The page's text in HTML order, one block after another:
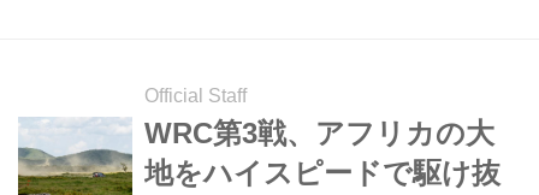
た。最終ステージで転倒したトヨタの
勝田貴元は、リタイアとなった。
Official Staff
WRC第3戦、アフリカの大
地をハイスピードで駆け抜